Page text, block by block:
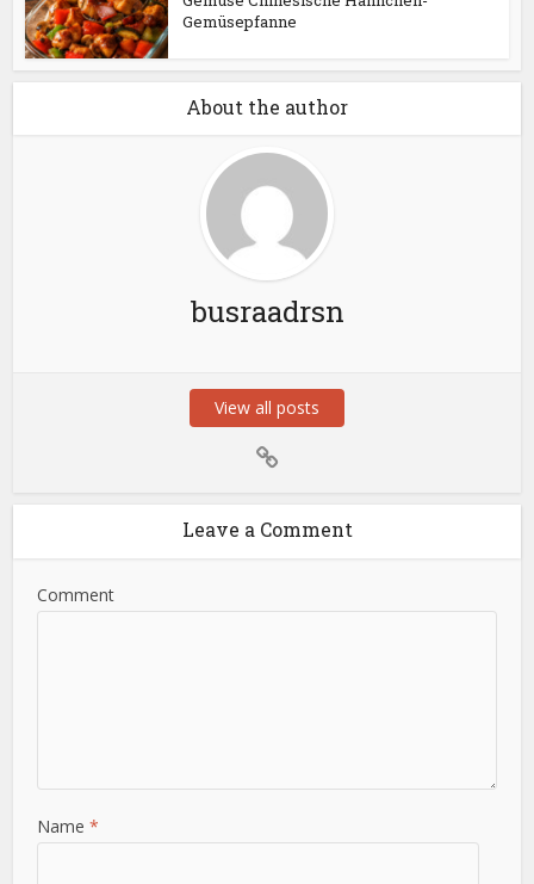
Gemüsepfanne
About the author
busraadrsn
View all posts
Leave a Comment
Comment
Name*